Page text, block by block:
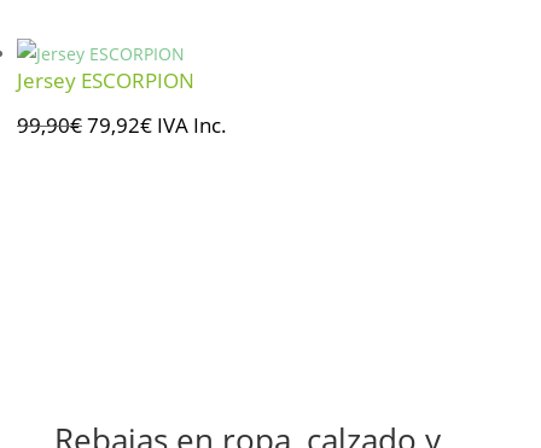
era:
69,95€.
es:
55,96€.
Jersey ESCORPION
99,90€El
79,92€ElIVA Inc.